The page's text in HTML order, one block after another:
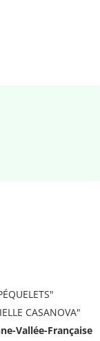
CASANOVA"
Vallée-Française